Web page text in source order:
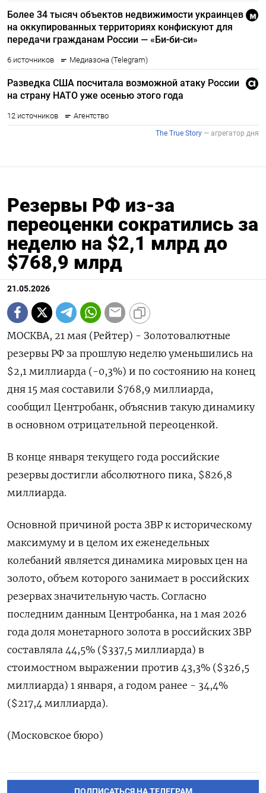
Резервы РФ из-за
переоценки сократились за
неделю на $2,1 млрд до
$768,9 млрд
21.05.2026
МОСКВА, 21 мая (Рейтер) - Золотовалютные
резервы РФ за прошлую неделю ‌уменьшились на
$2,1 миллиарда (-0,3%) и по состоянию на конец
дня ​15 ​мая составили $768,9 ​миллиарда,
сообщил Центробанк, ⁠объяснив ‌такую динамику
в ‌основном отрицательной переоценкой.
В конце января текущего ​года российские
‌резервы достигли абсолютного пика, $826,8
миллиарда.
Основной ​причиной роста ЗВР ‌к историческому
максимуму и в целом их еженедельных ​
колебаний является ​динамика ‌мировых цен на
золото, ​объем которого занимает в российских
резервах значительную часть. Согласно
последним данным Центробанка, на 1 мая 2026
года доля монетарного ​золота в ⁠российских ЗВР
составляла 44,5% ($337,5 миллиарда) в
‌стоимостном выражении против ‌43,3% ($326,5
миллиарда) 1 января, а ​годом ранее - 34,4%
($217,4 ‌миллиарда).
(Московское бюро)